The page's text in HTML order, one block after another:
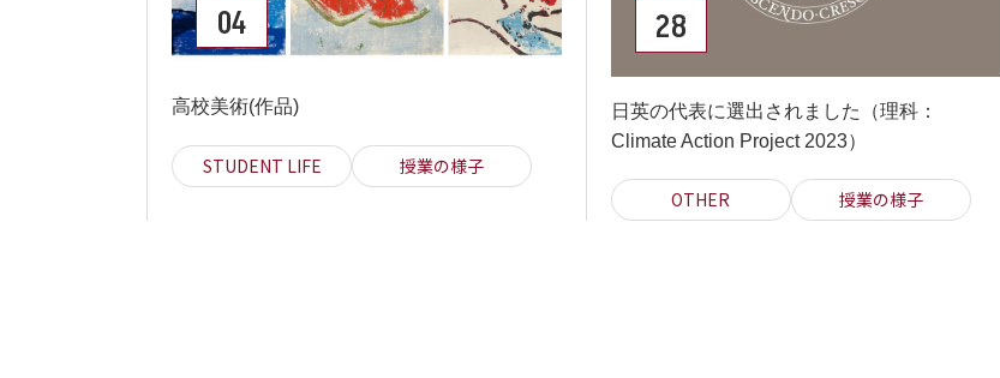
04
高校美術(作品)
STUDENT LIFE 授業の様子
28
日英の代表に選出されました（理科：
Climate Action Project 2023）
OTHER 授業の様子